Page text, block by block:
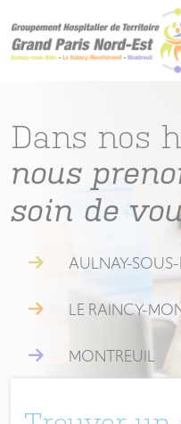
Dans nos
nous
soin de
AULNAY-
LE RAINCY-
MONTREUIL
Panneau de gestion des